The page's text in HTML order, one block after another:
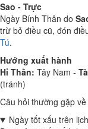
Sao - Trực
Ngày Bính Thân do
trừ bỏ điều cũ, đón
Tú.
Hướng xuất hành
Hỉ Thần: Tây Nam -
(tránh)
Câu hỏi thường gặp
Ngày tốt xấu trên